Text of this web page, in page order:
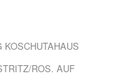
ROS. AUF